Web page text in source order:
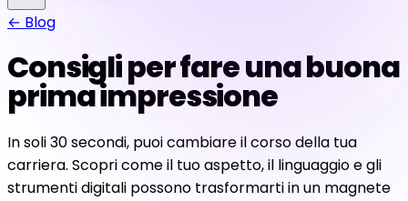
← Blog
Consigli per fare una buona
prima impressione
In soli 30 secondi, puoi cambiare il corso della tua
carriera. Scopri come il tuo aspetto, il linguaggio e gli
strumenti digitali possono trasformarti in un magnete